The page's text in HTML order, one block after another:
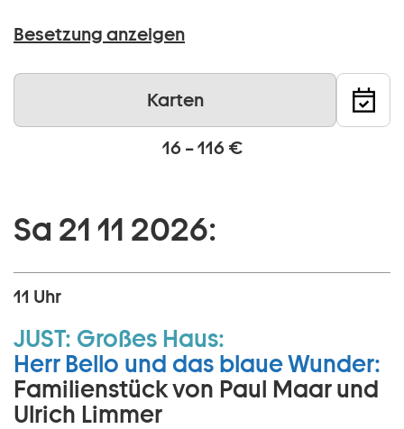
Besetzung anzeigen
Karten
16 – 116 €
Sa 21 11 2026:
11 Uhr
JUST: Großes Haus:
Herr Bello und das blaue Wunder:
Familienstück von Paul Maar und
Ulrich Limmer